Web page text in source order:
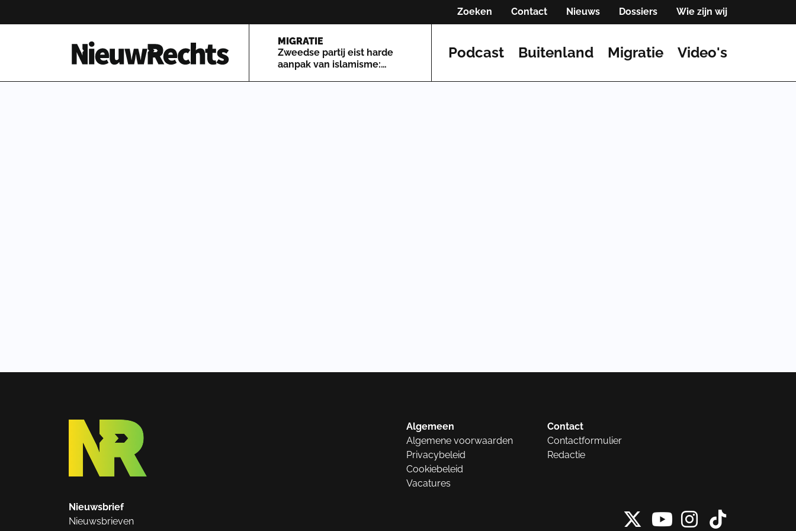
Zoeken Contact Nieuws Dossiers Wie zijn wij
Homepage van NieuwRechts
MIGRATIE
Zweedse partij eist harde
aanpak van islamisme:
Podcast Buitenland Migratie Video's
Algemeen
Algemene voorwaarden
Privacybeleid
Cookiebeleid
Vacatures
Contact
Contactformulier
Redactie
Nieuwsbrief
Nieuwsbrieven
X vanInstagram
Tiktok